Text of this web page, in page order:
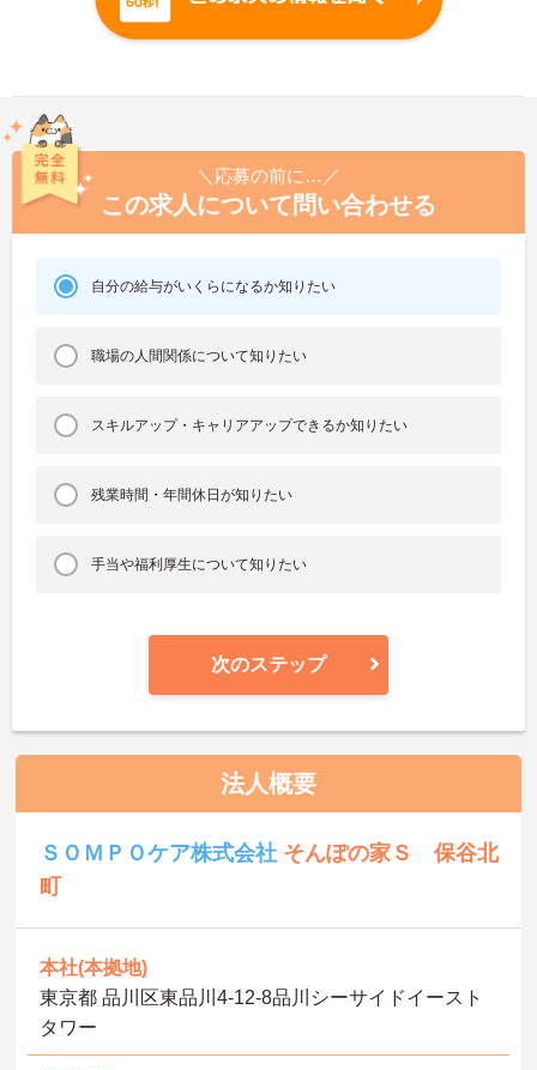
＼応募の前に…／
この求人について問い合わせる
自分の給与がいくらになるか知りたい
職場の人間関係について知りたい
スキルアップ・キャリアアップできるか知りたい
残業時間・年間休日が知りたい
手当や福利厚生について知りたい
次のステップ
法人概要
ＳＯＭＰＯケア株式会社 そんぽの家Ｓ 保谷北
町
本社(本拠地)
東京都 品川区東品川4-12-8品川シーサイドイースト
タワー